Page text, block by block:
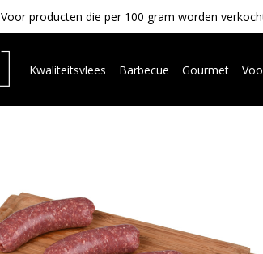
Voor producten die per 100 gram worden
Kwaliteitsvlees Barbecue Gourmet